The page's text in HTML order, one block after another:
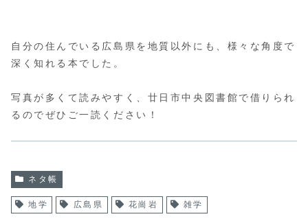
自分の住んでいる広島県を地質以外にも、様々な角度で
深く知れる本でした。
写真が多くて読みやすく、廿日市中央図書館で借りられ
るのでぜひご一読ください！
ネタ帳
地学 広島県 花崗岩 雑学